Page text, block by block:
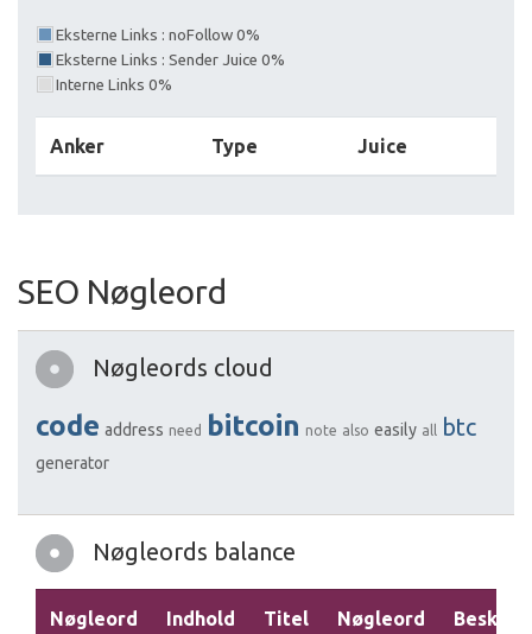
Eksterne Links : noFollow 0%
Eksterne Links : Sender Juice 0%
Interne Links 0%
Anker Type Juice
SEO Nøgleord
Nøgleords cloud
code address need bitcoin note also easily all btc
generator
Nøgleords balance
Nøgleord Indhold Titel Nøgleord